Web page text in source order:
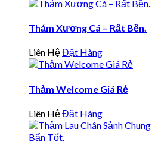
Thảm Xương Cá – Rất Bền.
Liên HệĐặt Hàng
Thảm Welcome Giá Rẻ
Liên HệĐặt Hàng